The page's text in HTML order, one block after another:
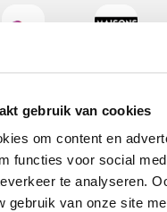
gebruik van cookies
om content en
functies voor social
te analyseren.
gebruik van onze site